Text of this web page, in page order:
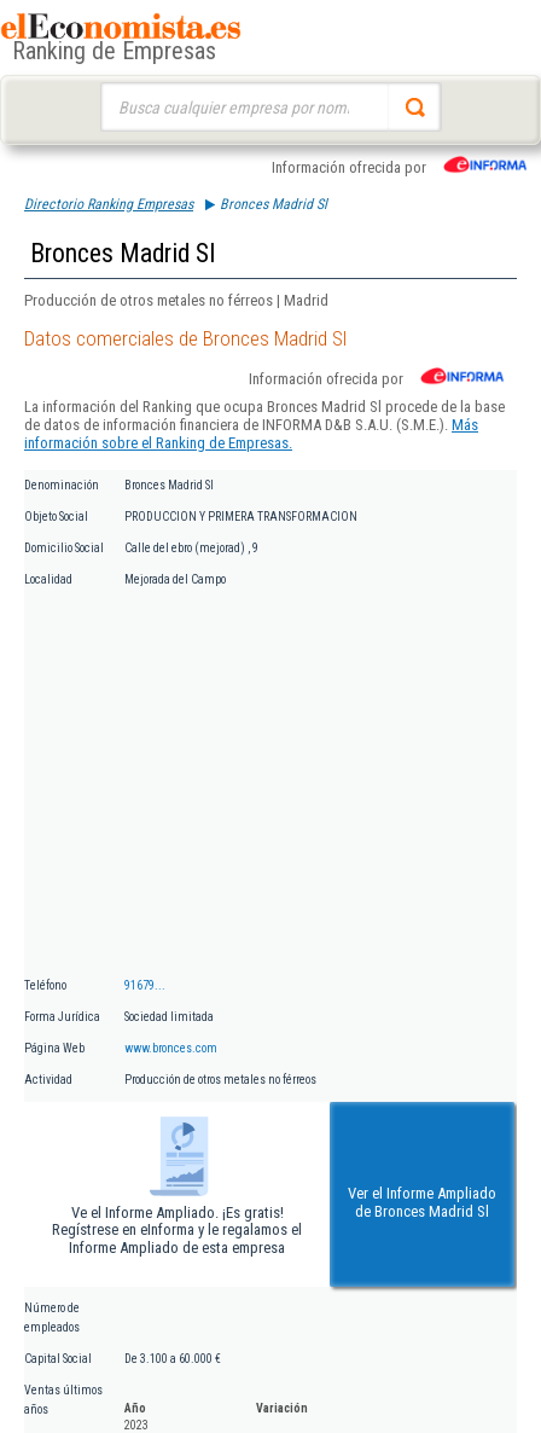
Ranking de Empresas
Información ofrecida por
Directorio Ranking Empresas Bronces Madrid Sl
Bronces Madrid Sl
Producción de otros metales no férreos | Madrid
Datos comerciales de Bronces Madrid Sl
Información ofrecida por
La información del Ranking que ocupa Bronces Madrid Sl procede de la base
de datos de información financiera de INFORMA D&B S.A.U. (S.M.E.). Más
información sobre el Ranking de Empresas.
Denominación Bronces Madrid Sl
Objeto Social PRODUCCION Y PRIMERA TRANSFORMACION
Domicilio Social Calle del ebro (mejorad) , 9
Localidad Mejorada del Campo
Teléfono 91679...
Forma Jurídica Sociedad limitada
Página Web www.bronces.com
Actividad Producción de otros metales no férreos
Ve el Informe Ampliado. ¡Es gratis!
Regístrese en eInforma y le regalamos el
Informe Ampliado de esta empresa
Ver el Informe Ampliado
de Bronces Madrid Sl
Número de
empleados
Capital Social De 3.100 a 60.000 €
Ventas últimos
años
Año
Variación
2023